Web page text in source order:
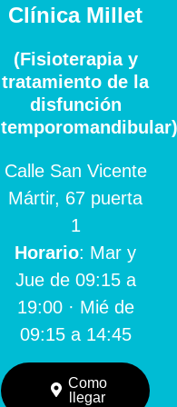
Clínica Millet
(Fisioterapia y
tratamiento de la
disfunción
temporomandibular)
Calle San Vicente
Mártir, 67 puerta
1
Horario: Mar y
Jue de 09:15 a
19:00 · Mié de
09:15 a 14:45
Como
llegar